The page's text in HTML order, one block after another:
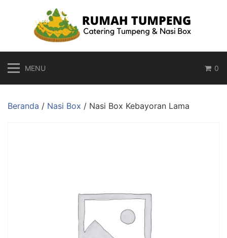
MENU 0
Beranda / Nasi Box / Nasi Box Kebayoran Lama